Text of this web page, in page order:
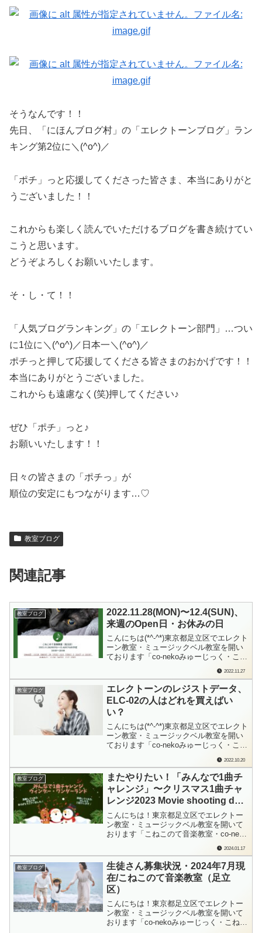
そうなんです！！
先日、「にほんブログ村」の「エレクトーンブログ」ラン
キング第2位に＼(^o^)／
「ポチ」っと応援してくださった皆さま、本当にありがと
うございました！！
これからも楽しく読んでいただけるブログを書き続けてい
こうと思います。
どうぞよろしくお願いいたします。
そ・し・て！！
「人気ブログランキング」の「エレクトーン部門」…つい
に1位に＼(^o^)／日本一＼(^o^)／
ポチっと押して応援してくださる皆さまのおかげです！！
本当にありがとうございました。
これからも遠慮なく(笑)押してください♪
ぜひ「ポチ」っと♪
お願いいたします！！
日々の皆さまの「ポチっ」が
順位の安定にもつながります…♡
教室ブログ
関連記事
教室ブログ
2022.11.28(MON)〜12.4(SUN)、
来週のOpen日・お休みの日
こんにちは(*^-^*)東京都足立区でエレクト
ーン教室・ミュージックベル教室を開い
ております「co-nekoみゅーじっく・こね
す。明日11/28（月）から12/4（日）まで
の、教室Open日・お休みの日をお知らせ
します。「来週1週間分の教室の予定」
を、日曜日にお知ら...
2022.11.27
教室ブログ
エレクトーンのレジストデータ、
ELC-02の人はどれを買えばい
い？
こんにちは(*^-^*)東京都足立区でエレクト
ーン教室・ミュージックベル教室を開い
ております「co-nekoみゅーじっく・こね
す。先日、オンラインレッスンで「エレ
クトーンの操作」について扱わせていた
だいたHさんから、後日追加でいただい
た質問でした。「ヤマハミュージッ...
2022.10.20
教室ブログ
またやりたい！「みんなで1曲チ
ャレンジ」〜クリスマス1曲チャ
レンジ2023 Movie shooting day-
24
こんにちは！東京都足立区でエレクトー
ン教室・ミュージックベル教室を開いて
おります「こねこのて音楽教室・co-neko
こねこのて音楽教室（足立区）名物企画
「クリスマス1曲チャレンジ」の中の企画
「みんなで1曲チャレンジ」教室のみんな
で協力して、1曲をみんなで演奏して完...
2024.01.17
教室ブログ
生徒さん募集状況・2024年7月現
在/こねこのて音楽教室（足立
区）
こんにちは！東京都足立区でエレクトー
ン教室・ミュージックベル教室を開いて
おります「co-nekoみゅーじっく・こねこ